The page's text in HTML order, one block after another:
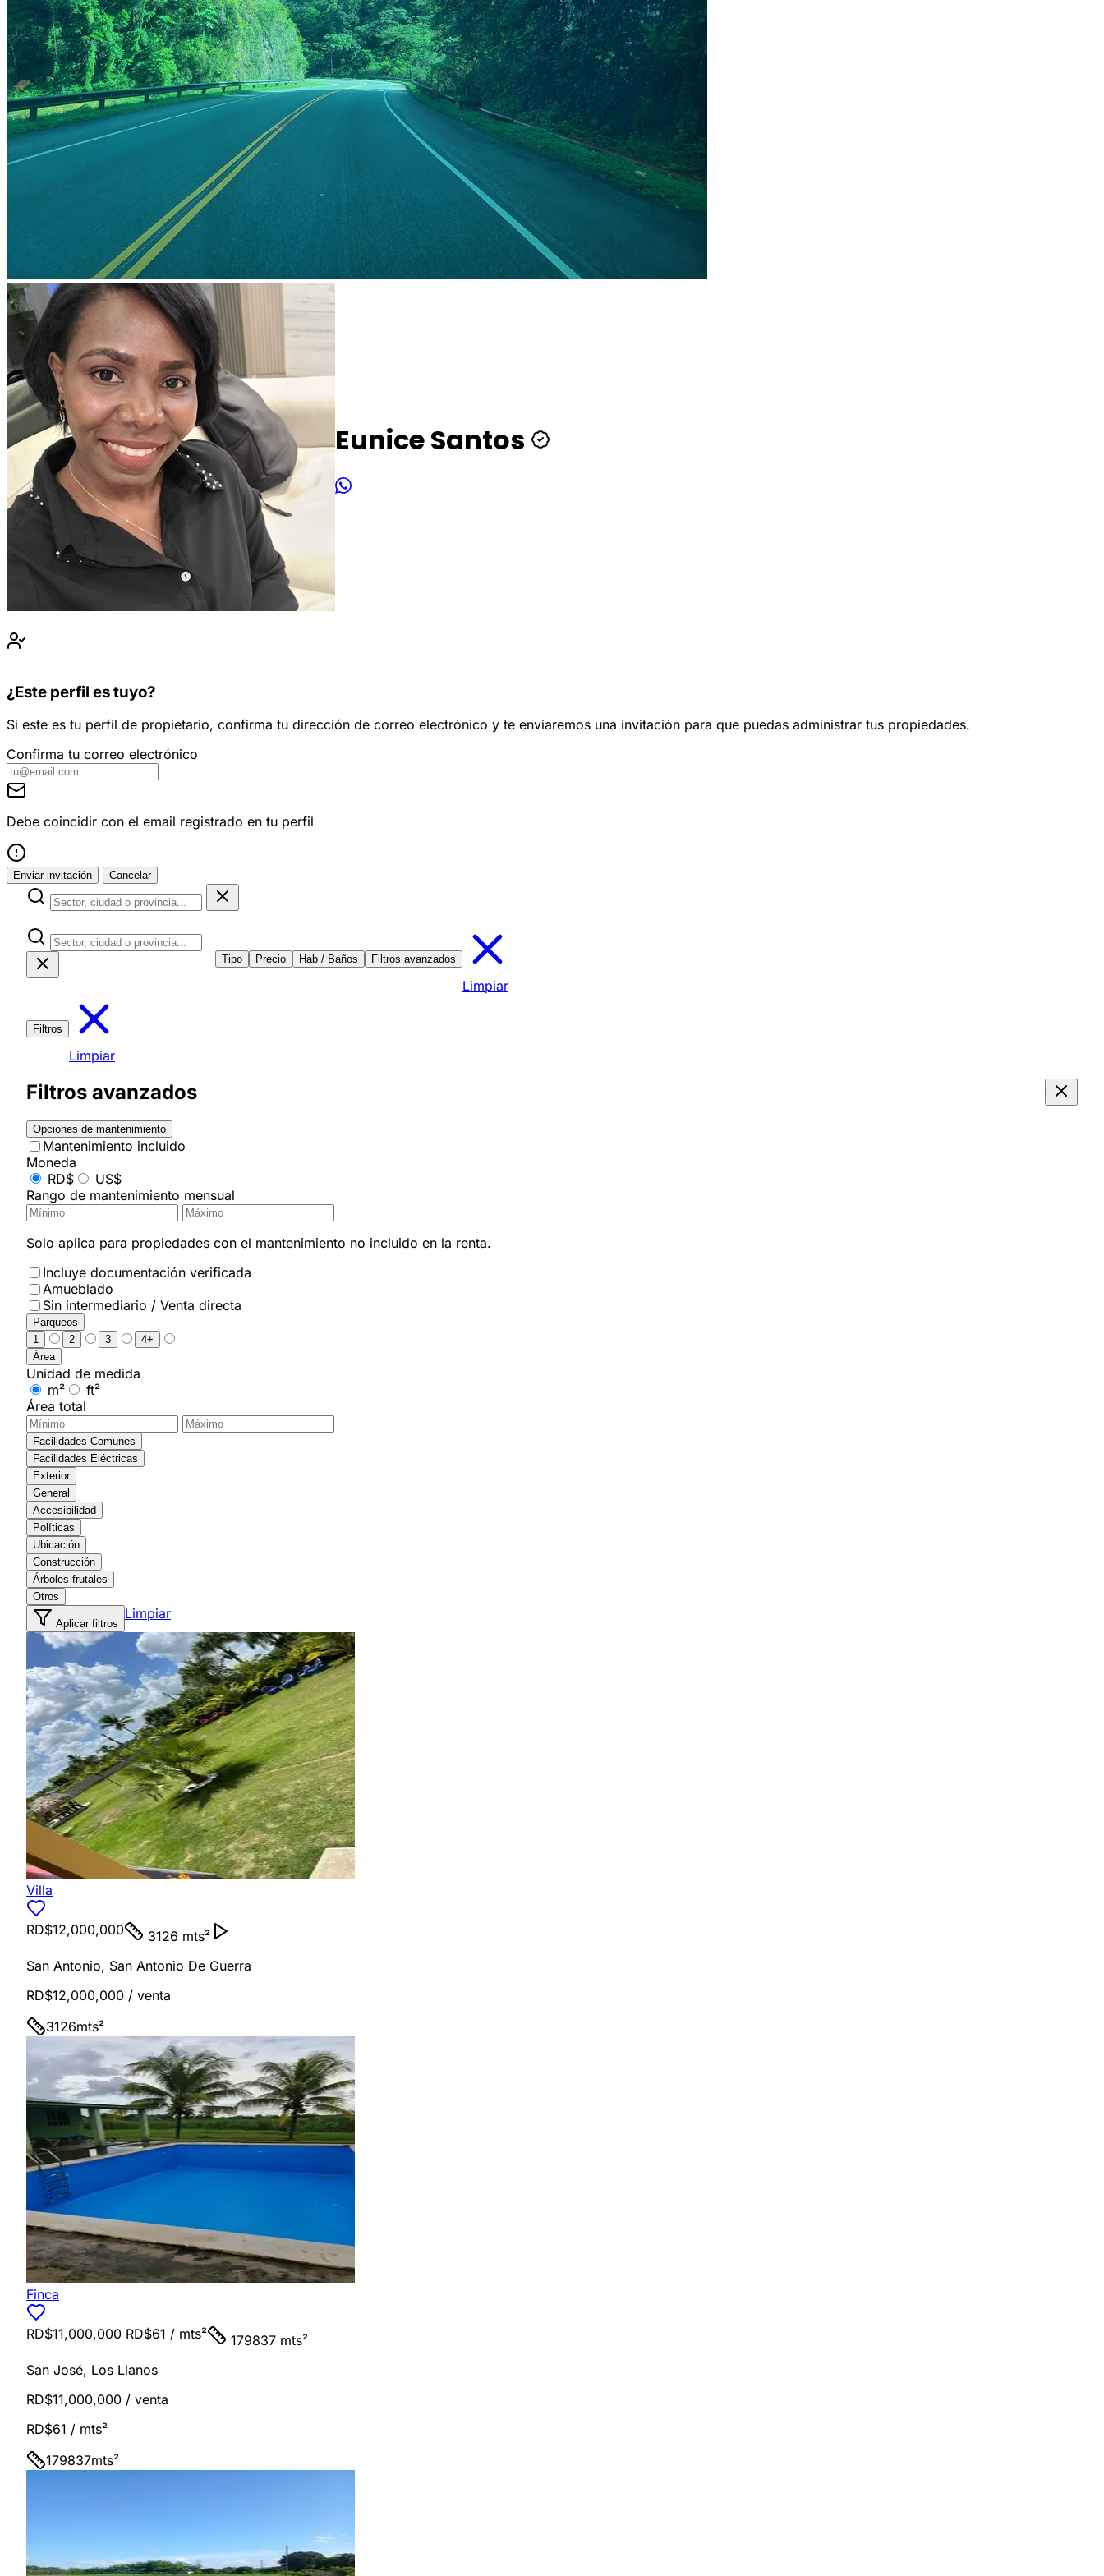
Eunice Santos
¿Este perfil es tuyo?
Si este es tu perfil de propietario, confirma tu dirección de correo electrónico y te enviaremos una invitación para que puedas administrar tus propiedades.
Confirma tu correo electrónico
Debe coincidir con el email registrado en tu perfil
Enviar invitación Cancelar
Tipo Precio Hab / Baños Filtros avanzados
Limpiar
Filtros
Limpiar
Filtros avanzados
Opciones de mantenimiento
Mantenimiento incluido
Moneda
RD$
US$
Rango de mantenimiento mensual
Solo aplica para propiedades con el mantenimiento no incluido en la renta.
Incluye documentación verificada
Amueblado
Sin intermediario / Venta directa
Parqueos
1
2 3
4+
Área
Unidad de medida
m²
ft²
Área total
Facilidades Comunes
Facilidades Eléctricas
Exterior
General
Accesibilidad
Políticas
Ubicación
Construcción
Árboles frutales
Otros
Aplicar filtros
Limpiar
Villa
RD$12,000,000
3126 mts²
San Antonio, San Antonio De Guerra
RD$12,000,000 / venta
3126mts²
Finca
RD$11,000,000 RD$61 / mts²
179837 mts²
San José, Los Llanos
RD$11,000,000 / venta
RD$61 / mts²
179837mts²